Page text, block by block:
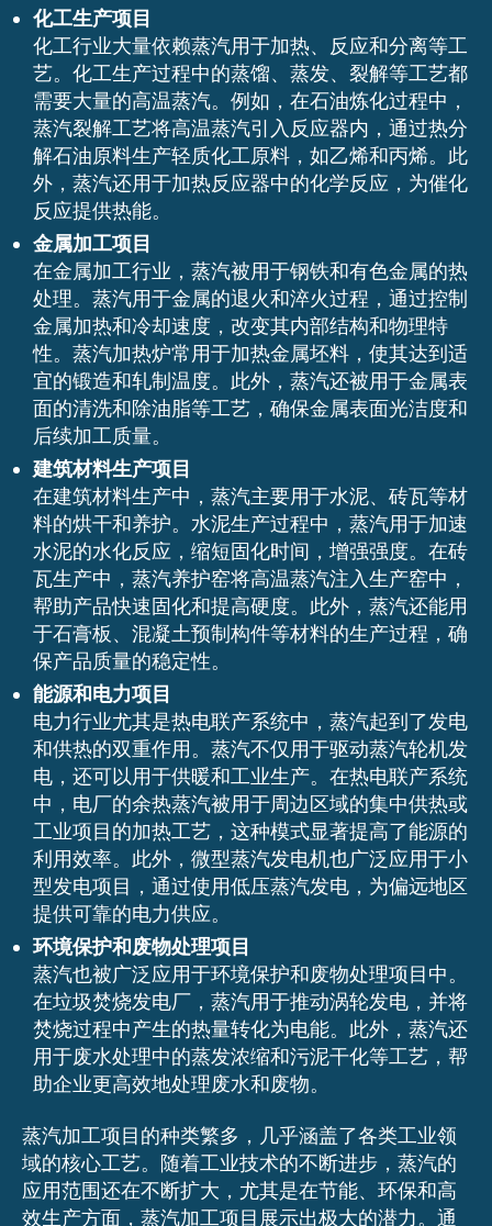
化工生产项目
化工行业大量依赖蒸汽用于加热、反应和分离等工
艺。化工生产过程中的蒸馏、蒸发、裂解等工艺都
需要大量的高温蒸汽。例如，在石油炼化过程中，
蒸汽裂解工艺将高温蒸汽引入反应器内，通过热分
解石油原料生产轻质化工原料，如乙烯和丙烯。此
外，蒸汽还用于加热反应器中的化学反应，为催化
反应提供热能。
金属加工项目
在金属加工行业，蒸汽被用于钢铁和有色金属的热
处理。蒸汽用于金属的退火和淬火过程，通过控制
金属加热和冷却速度，改变其内部结构和物理特
性。蒸汽加热炉常用于加热金属坯料，使其达到适
宜的锻造和轧制温度。此外，蒸汽还被用于金属表
面的清洗和除油脂等工艺，确保金属表面光洁度和
后续加工质量。
建筑材料生产项目
在建筑材料生产中，蒸汽主要用于水泥、砖瓦等材
料的烘干和养护。水泥生产过程中，蒸汽用于加速
水泥的水化反应，缩短固化时间，增强强度。在砖
瓦生产中，蒸汽养护窑将高温蒸汽注入生产窑中，
帮助产品快速固化和提高硬度。此外，蒸汽还能用
于石膏板、混凝土预制构件等材料的生产过程，确
保产品质量的稳定性。
能源和电力项目
电力行业尤其是热电联产系统中，蒸汽起到了发电
和供热的双重作用。蒸汽不仅用于驱动蒸汽轮机发
电，还可以用于供暖和工业生产。在热电联产系统
中，电厂的余热蒸汽被用于周边区域的集中供热或
工业项目的加热工艺，这种模式显著提高了能源的
利用效率。此外，微型蒸汽发电机也广泛应用于小
型发电项目，通过使用低压蒸汽发电，为偏远地区
提供可靠的电力供应。
环境保护和废物处理项目
蒸汽也被广泛应用于环境保护和废物处理项目中。
在垃圾焚烧发电厂，蒸汽用于推动涡轮发电，并将
焚烧过程中产生的热量转化为电能。此外，蒸汽还
用于废水处理中的蒸发浓缩和污泥干化等工艺，帮
助企业更高效地处理废水和废物。
蒸汽加工项目的种类繁多，几乎涵盖了各类工业领
域的核心工艺。随着工业技术的不断进步，蒸汽的
应用范围还在不断扩大，尤其是在节能、环保和高
效生产方面，蒸汽加工项目展示出极大的潜力。通